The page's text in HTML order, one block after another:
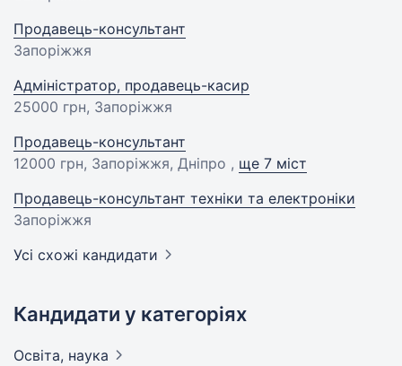
Продавець-консультант
Запоріжжя
Адміністратор, продавець-касир
25000 грн, Запоріжжя
Продавець-консультант
12000 грн, Запоріжжя, Дніпро , ще 7 міст
Продавець-консультант техніки та електроніки
Запоріжжя
Усі схожі кандидати
Кандидати у категоріях
Освіта, наука